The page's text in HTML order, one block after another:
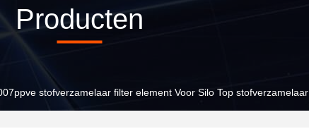
Producten
stofverzamelaar filter element Voor Silo Top stofverzamelaar